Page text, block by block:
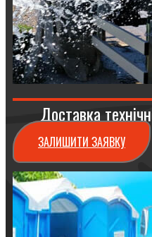
Доставка
ЗАЛИШИТИ ЗАЯВКУ